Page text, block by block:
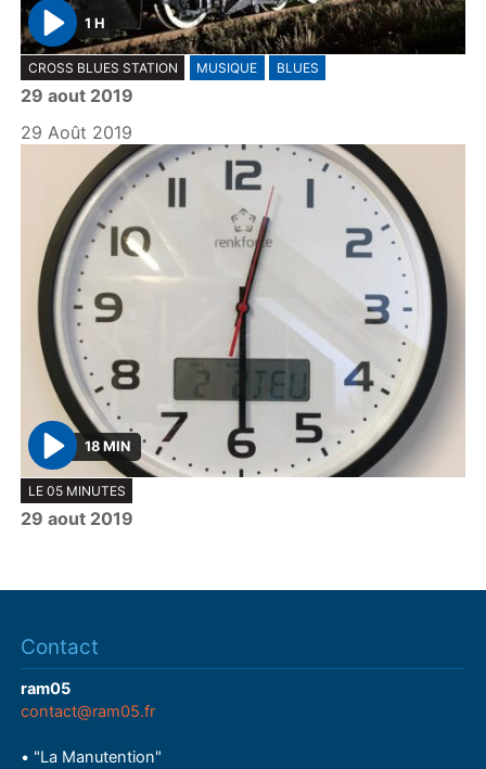
P
l
a
y
1 H
CROSS BLUES STATION MUSIQUE BLUES
29 aout 2019
29 Août 2019
P
l
a
18 MIN
LE 05 MINUTES
29 aout 2019
Contact
ram05
contact@ram05.fr
• "La Manutention"